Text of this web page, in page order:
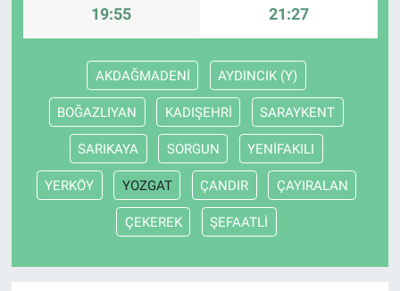
19:55 21:27
AKDAĞMADENİ AYDINCIK (Y)
BOĞAZLIYAN KADIŞEHRİ SARAYKENT
SARIKAYA SORGUN YENİFAKILI
YERKÖY YOZGAT ÇANDIR ÇAYIRALAN
ÇEKEREK ŞEFAATLİ